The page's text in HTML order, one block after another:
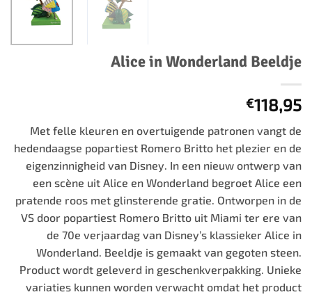
Alice in Wonderland Beeldje
€118,95
Met felle kleuren en overtuigende patronen vangt de
hedendaagse popartiest Romero Britto het plezier en de
eigenzinnigheid van Disney. In een nieuw ontwerp van
een scène uit Alice en Wonderland begroet Alice een
pratende roos met glinsterende gratie. Ontworpen in de
VS door popartiest Romero Britto uit Miami ter ere van
de 70e verjaardag van Disney’s klassieker Alice in
Wonderland. Beeldje is gemaakt van gegoten steen.
Product wordt geleverd in geschenkverpakking. Unieke
variaties kunnen worden verwacht omdat het product